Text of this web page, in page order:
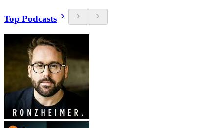
Top Podcasts